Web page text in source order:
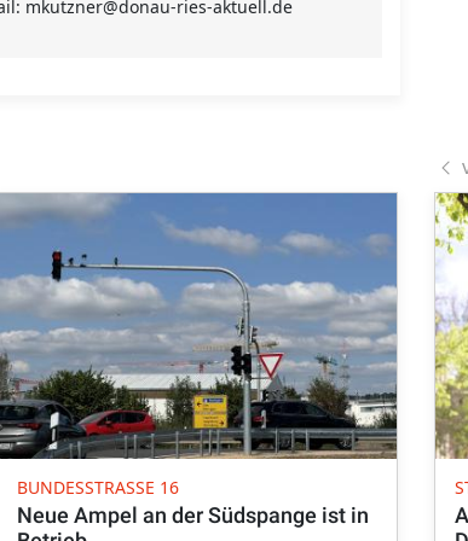
mkutzner@donau-ries-aktuell.de
BUNDESSTRASSE 16
Neue Ampel an der Südspange ist in